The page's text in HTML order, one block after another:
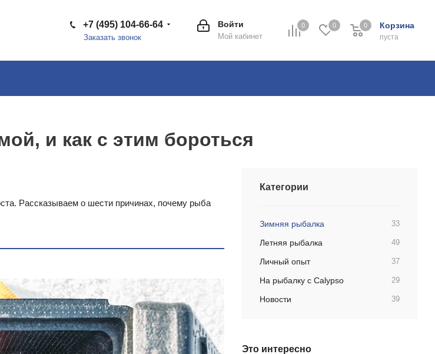
0 0 Корзина
0
пуста
0
Войти
Мой кабинет
+7 (495) 104-66-64
Заказать звонок
и как с этим бороться
Рассказываем о шести причинах, почему рыба
Категории
Зимняя рыбалка 33
Летняя рыбалка 49
Личный опыт 37
На рыбалку с Calypso 29
Новости 39
Это интересно